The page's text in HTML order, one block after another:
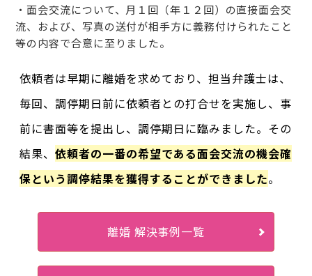
・面会交流について、月１回（年１２回）の直接面会交
流、および、写真の送付が相手方に義務付けられたこと
等の内容で合意に至りました。
依頼者は早期に離婚を求めており、担当弁護士は、
毎回、調停期日前に依頼者との打合せを実施し、事
前に書面等を提出し、調停期日に臨みました。その
結果、依頼者の一番の希望である面会交流の機会確
保という調停結果を獲得することができました。
離婚 解決事例一覧